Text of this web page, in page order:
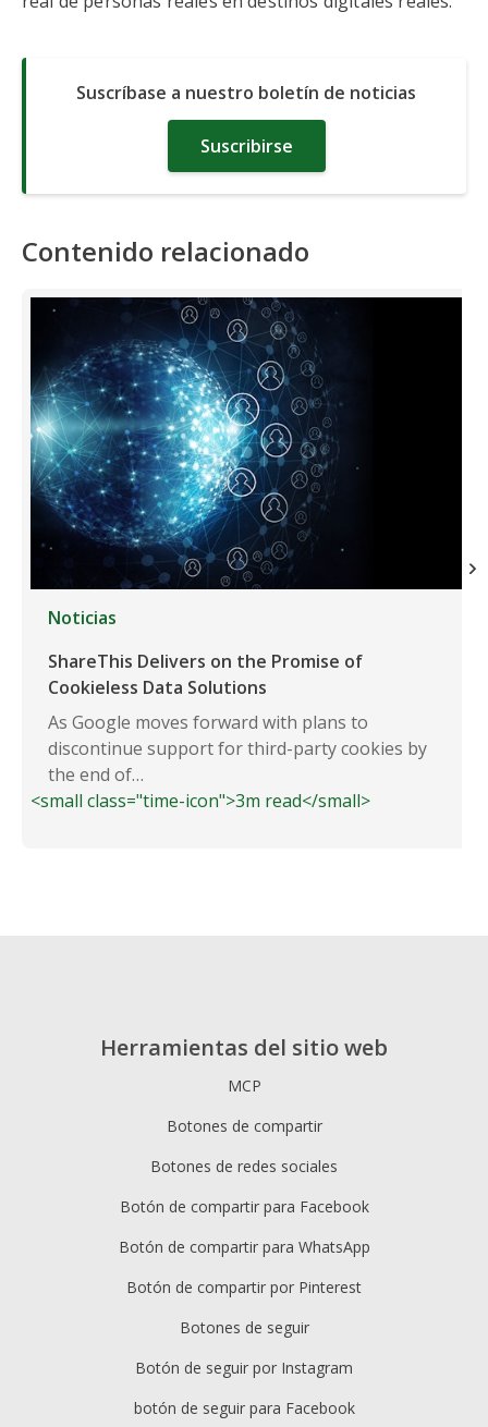
Suscríbase a nuestro boletín de noticias
Suscribirse
Contenido relacionado
Noticias
ShareThis Delivers on the Promise of
Cookieless Data Solutions
As Google moves forward with plans to
discontinue support for third-party cookies by
the end of…
<small class="time-icon">3m read</small>
Herramientas del sitio web
MCP
Botones de compartir
Botones de redes sociales
Botón de compartir para Facebook
Botón de compartir para WhatsApp
Botón de compartir por Pinterest
Botones de seguir
Botón de seguir por Instagram
botón de seguir para Facebook